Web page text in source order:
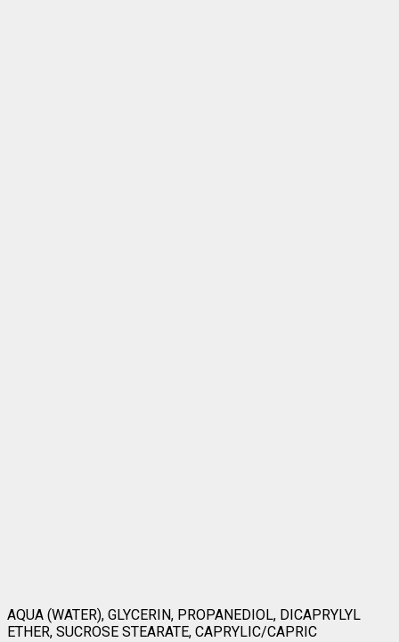
AQUA (WATER), GLYCERIN, PROPANEDIOL, DICAPRYLYL
ETHER, SUCROSE STEARATE, CAPRYLIC/CAPRIC